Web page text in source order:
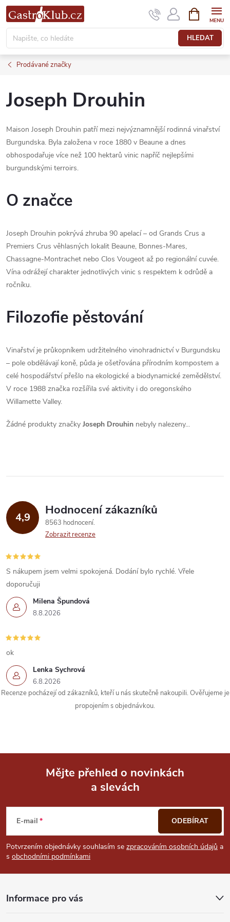
Přejít
na
obsah
HLEDAT
NÁKUPNÍ
KOŠÍK
Prodávané značky
Joseph Drouhin
Maison Joseph Drouhin patří mezi nejvýznamnější rodinná vinařství
Burgundska. Byla založena v roce 1880 v Beaune a dnes
obhospodařuje více než 100 hektarů vinic napříč nejlepšími
burgundskými terroirs.
O značce
Joseph Drouhin pokrývá zhruba 90 apelací – od Grands Crus a
Premiers Crus věhlasných lokalit Beaune, Bonnes-Mares,
Chassagne-Montrachet nebo Clos Vougeot až po regionální cuvée.
Vína odrážejí charakter jednotlivých vinic s respektem k odrůdě a
ročníku.
Filozofie pěstování
Vinařství je průkopníkem udržitelného vinohradnictví v Burgundsku
– pole obdělávají koně, půda je ošetřována přírodním kompostem a
celé hospodářství přešlo na ekologické a biodynamické zemědělství.
V roce 1988 značka rozšířila své aktivity i do oregonského
Willamette Valley.
Žádné produkty značky Joseph Drouhin nebyly nalezeny...
4,9 Hodnocení zákazníků
8563 hodnocení
Zobrazit recenze
Milena Špundová
8.8.2026
S nákupem jsem velmi spokojená. Dodání bylo rychlé. Vřele
doporučuji
Lenka Sychrová
6.8.2026
ok
Recenze pocházejí od zákazníků, kteří u nás skutečně nakoupili. Ověřujeme je
propojením s objednávkou.
p
a
Mějte přehled o novinkách
a slevách
E-mail
Potvrzením objednávky souhlasím se zpracováním osobních údajů a
s obchodními podmínkami
ODEBÍRAT
Informace pro vás